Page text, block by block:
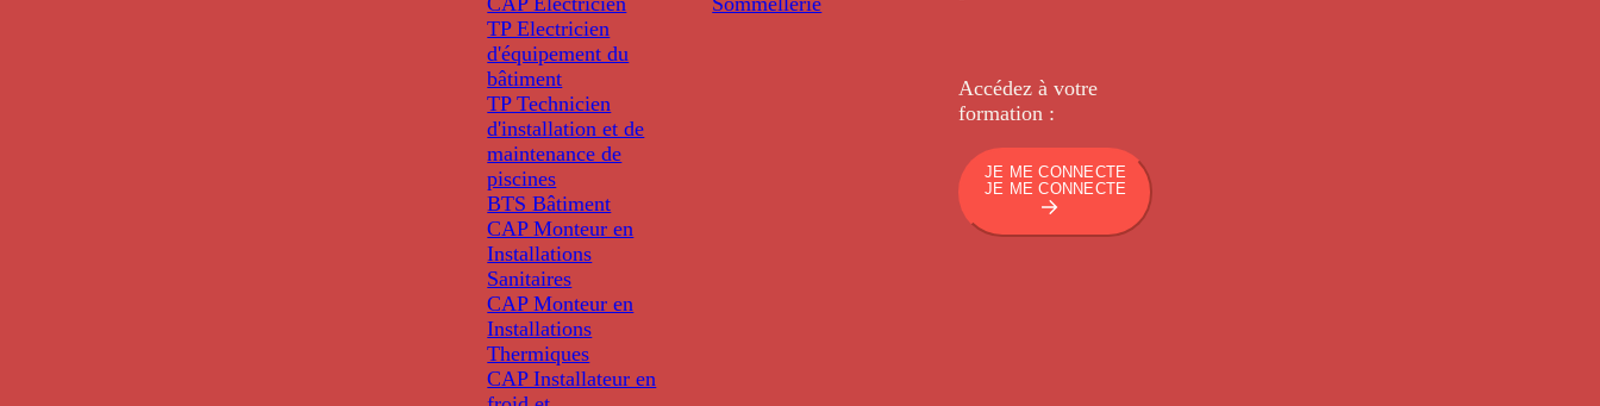
TP Electricien
d'équipement du
bâtiment
TP Technicien
d'installation et de
maintenance de
piscines
BTS Bâtiment
CAP Monteur en
Installations
Sanitaires
CAP Monteur en
Installations
Thermiques
CAP Installateur en
Accédez à votre
formation :
JE ME CONNECTE
JE ME CONNECTE